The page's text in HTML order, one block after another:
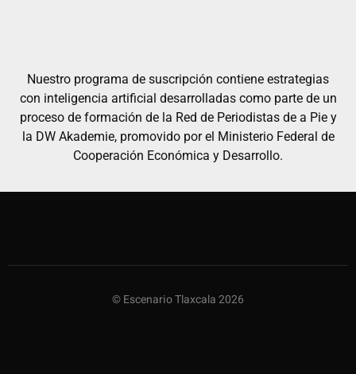
Nuestro programa de suscripción contiene estrategias
con inteligencia artificial desarrolladas como parte de un
proceso de formación de la Red de Periodistas de a Pie y
la DW Akademie, promovido por el Ministerio Federal de
Cooperación Económica y Desarrollo.
© Escenario Tlaxcala 2026